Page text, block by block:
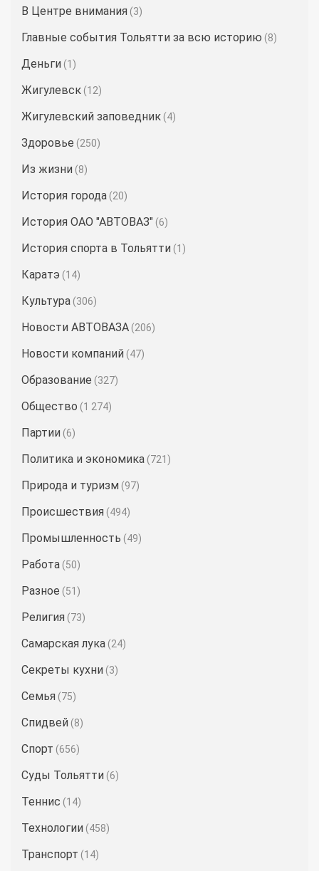
В Центре внимания (3)
Главные события Тольятти за всю историю (8)
Деньги (1)
Жигулевск (12)
Жигулевский заповедник (4)
Здоровье (250)
Из жизни (8)
История города (20)
История ОАО "АВТОВАЗ" (6)
История спорта в Тольятти (1)
Каратэ (14)
Культура (306)
Новости АВТОВАЗА (206)
Новости компаний (47)
Образование (327)
Общество (1 274)
Партии (6)
Политика и экономика (721)
Природа и туризм (97)
Происшествия (494)
Промышленность (49)
Работа (50)
Разное (51)
Религия (73)
Самарская лука (24)
Секреты кухни (3)
Семья (75)
Спидвей (8)
Спорт (656)
Суды Тольятти (6)
Теннис (14)
Технологии (458)
Транспорт (14)